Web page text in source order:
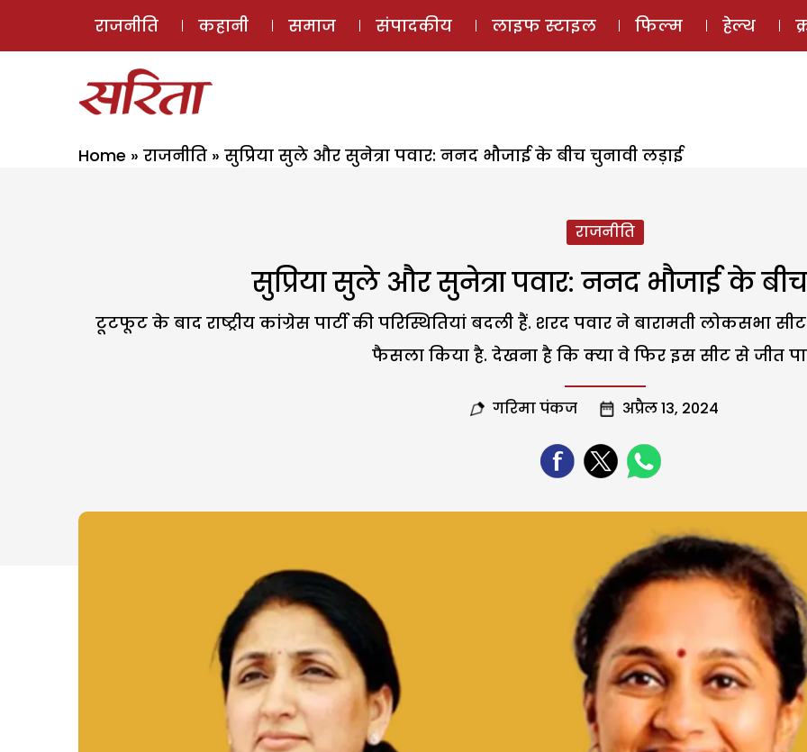
ई-मैगज़ीन
राजनीति कहानी समाज संपादकीय लाइफ स्टाइल फिल्म हेल्थ
Home » राजनीति » सुप्रिया सुले और सुनेत्रा पवार: ननद भौजाई के बीच चुनावी लड़ाई
राजनीति
सुप्रिया सुले और सुनेत्रा पवार: ननद भौजाई के
टूटफूट के बाद राष्ट्रीय कांग्रेस पार्टी की परिस्थितियां बदली हैं. शरद पवार ने बारामती लोकसभा
फैसला किया है. देखना है कि क्या वे फिर इस सीट से जीत
गरिमा पंकज अप्रैल 13, 2024